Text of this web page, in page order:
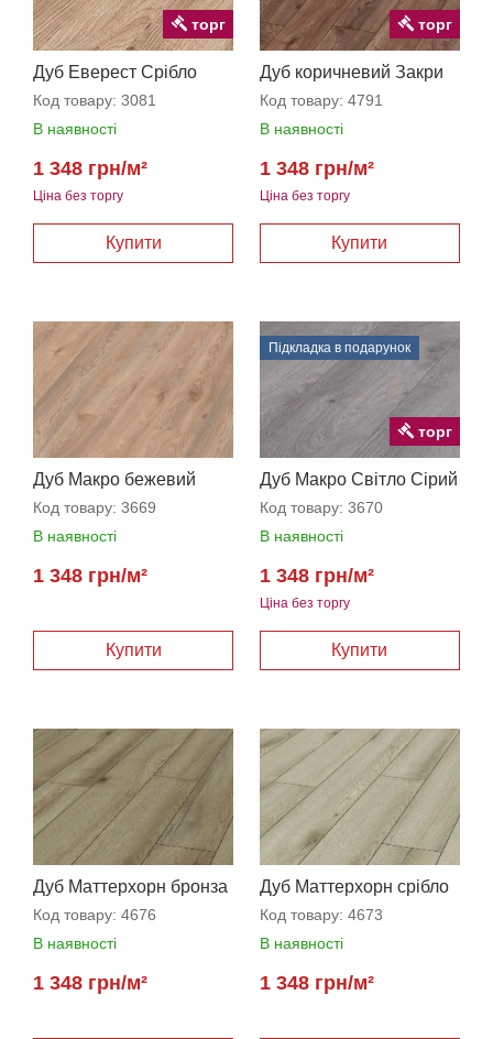
Дуб Еверест Срібло
Код товару: 3081
В наявності
Ціна без торгу
1 348 грн/м²
торг
Дуб коричневий Закри
Код товару: 4791
В наявності
Ціна без торгу
1 348 грн/м²
торг
Дуб Макро бежевий
Код товару: 3669
В наявності
1 348 грн/м²
Підкладка в подарунок
Дуб Макро Світло Сірий
Код товару: 3670
В наявності
Ціна без торгу
1 348 грн/м²
торг
Дуб Маттерхорн бронза
Код товару: 4676
В наявності
1 348 грн/м²
Дуб Маттерхорн срібло
Код товару: 4673
В наявності
1 348 грн/м²